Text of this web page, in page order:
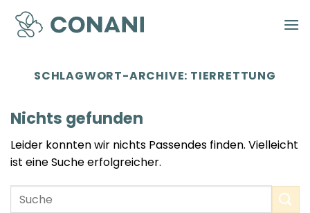
Zum
Inhalt
springen
SCHLAGWORT-ARCHIVE: TIERRETTUNG
Nichts gefunden
Leider konnten wir nichts Passendes finden. Vielleicht
ist eine Suche erfolgreicher.